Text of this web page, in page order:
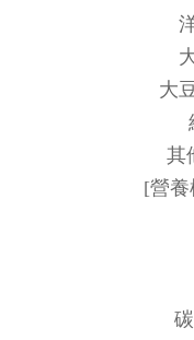
大
其
[營養